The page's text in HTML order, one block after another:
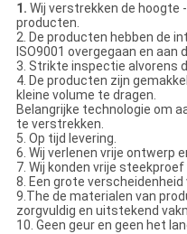
1. Wij verstrekken de hoogte
producten.
2. De producten hebben de
ISO9001 overgegaan en
3. Strikte inspectie alvorens
4. De producten zijn
kleine volume te dragen.
Belangrijke technologie om
te verstrekken.
5. Op tijd levering.
6. Wij verlenen vrije ontwerp
7. Wij konden vrije
8. Een grote
9.The de materialen van
zorgvuldig en uitstekend
10. Geen geur en geen het